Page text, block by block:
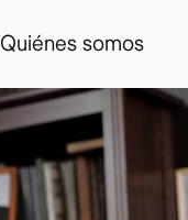
Quiénes somos